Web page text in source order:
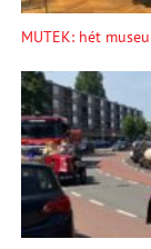
MUTEK: hét